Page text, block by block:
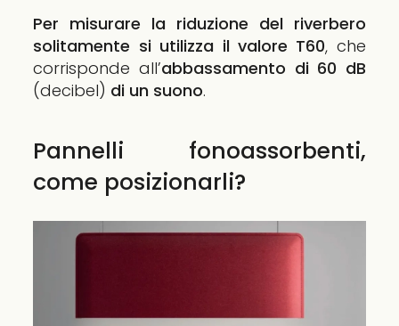
Per misurare la riduzione del riverbero
solitamente si utilizza il valore T60, che
corrisponde all’abbassamento di 60 dB
(decibel) di un suono.
Pannelli fonoassorbenti,
come posizionarli?